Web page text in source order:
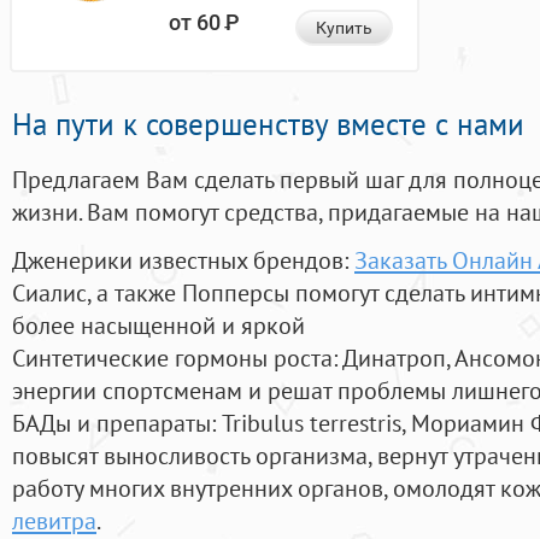
от 60Р Купить
На пути к совершенству вместе с нами
Предлагаем Вам сделать первый шаг для
жизни. Вам помогут средства, придагаемые на
Дженерики известных брендов: Заказать
Сиалис, а также Попперсы помогут сделать
более насыщенной и яркой
Синтетические гормоны роста: Динатроп,
энергии спортсменам и решат проблемы
БАДы и препараты:Tribulus terrestris, Мориамин
повысят выносливость организма, вернут
работу многих внутренних органов, омолодят
левитра.